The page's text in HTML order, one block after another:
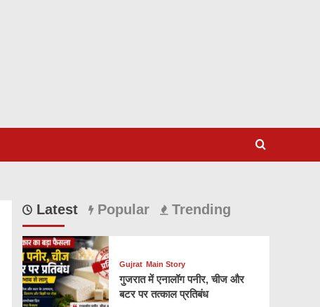
Latest Popular Trending
Gujrat Main Story
गुजरात में एनालॉग पनीर, चीज और
बटर पर तत्काल प्रतिबंध